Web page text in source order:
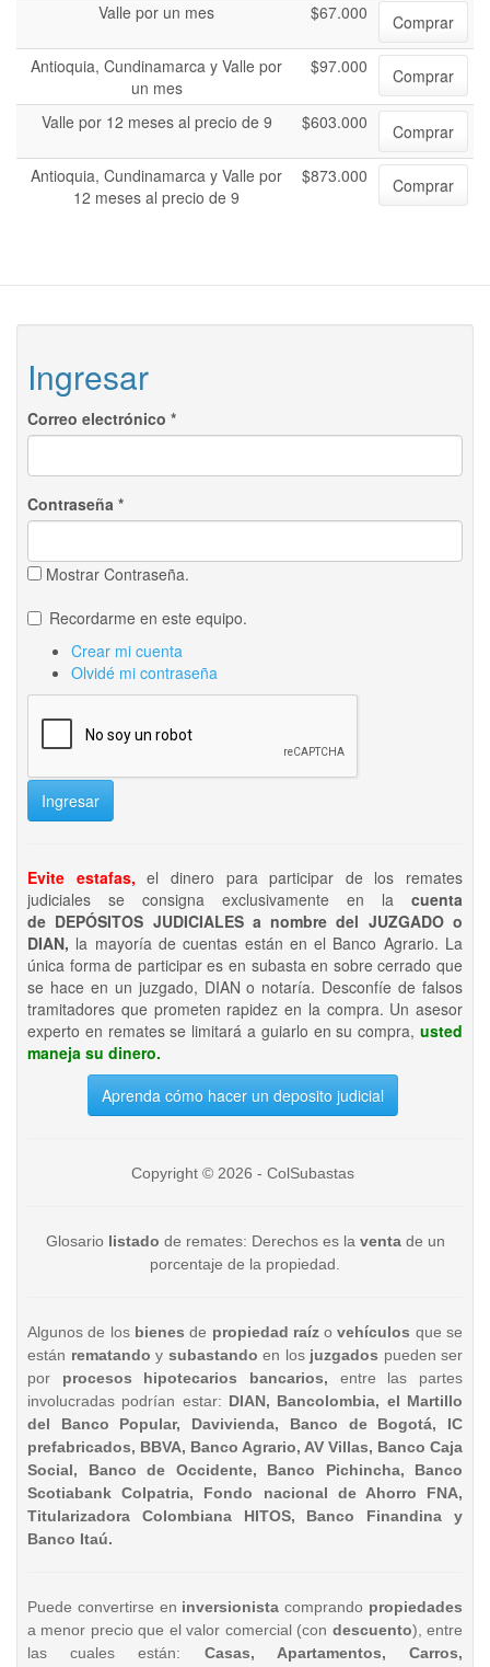
Valle por un mes
$67.000
Comprar
Antioquia, Cundinamarca y Valle por
un mes
$97.000 Comprar
Valle por 12 meses al precio de 9 $603.000
Comprar
Antioquia, Cundinamarca y Valle por
12 meses al precio de 9
$873.000 Comprar
Ingresar
Correo electrónico *
Contraseña *
Mostrar Contraseña.
Recordarme en este equipo.
Crear mi cuenta
Olvidé mi contraseña
Ingresar
Evite estafas, el dinero para participar de los remates
judiciales se consigna exclusivamente en la cuenta
de DEPÓSITOS JUDICIALES a nombre del JUZGADO o
DIAN, la mayoría de cuentas están en el Banco Agrario. La
única forma de participar es en subasta en sobre cerrado que
se hace en un juzgado, DIAN o notaría. Desconfíe de falsos
tramitadores que prometen rapidez en la compra. Un asesor
experto en remates se limitará a guiarlo en su compra, usted
maneja su dinero.
Aprenda cómo hacer un deposito judicial
Copyright © 2026 - ColSubastas
Glosario listado de remates: Derechos es la ventade un
porcentaje de la propiedad.
Algunos de los bienesde propiedad raízo vehículos que se
están rematando y subastando en los juzgados pueden ser
por procesos hipotecarios bancarios, entre las partes
involucradas podrían estar: DIAN, Bancolombia, el Martillo
del Banco Popular, Davivienda, Banco de Bogotá, IC
prefabricados, BBVA, Banco Agrario, AV Villas, Banco Caja
Social, Banco de Occidente, Banco Pichincha, Banco
Scotiabank Colpatria, Fondo nacional de Ahorro FNA,
Titularizadora Colombiana HITOS, Banco Finandina y
Banco Itaú.
Puede convertirse en inversionista comprando propiedades
a menor precio que el valor comercial (con descuento), entre
las cuales están: Casas, Apartamentos, Carros,